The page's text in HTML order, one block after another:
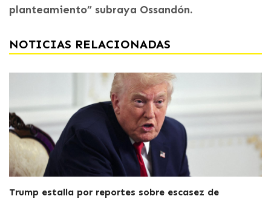
planteamiento” subraya Ossandón.
NOTICIAS RELACIONADAS
Trump estalla por reportes sobre escasez de